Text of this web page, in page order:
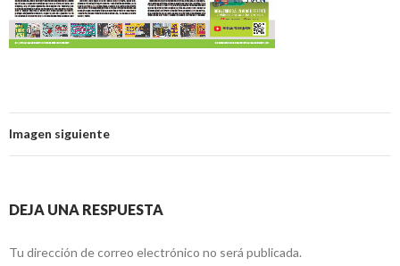
Imagen siguiente
DEJA UNA RESPUESTA
Tu dirección de correo electrónico no será publicada.